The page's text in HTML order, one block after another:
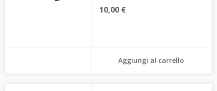
10,00 €
Aggiungi al carrello